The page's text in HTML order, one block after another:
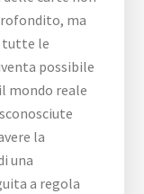
ma
tutte le
possibile
mondo reale
la
una
a regola